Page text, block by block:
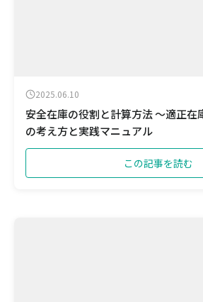
2025.06.10
安全在庫の役割と計算方法 ～適正在
の考え方と実践マニュアル
この記事を読む